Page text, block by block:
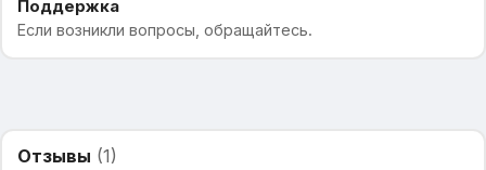
Поддержка
Если возникли вопросы, обращайтесь.
Отзывы (1)